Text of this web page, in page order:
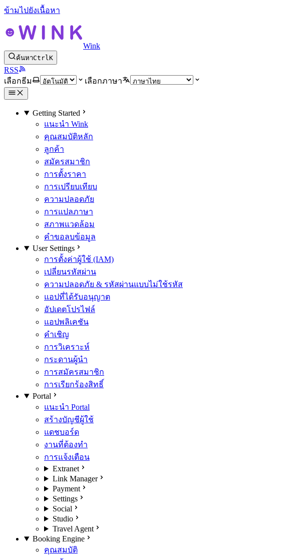
ข้ามไปยังเนื้อหา
Wink
ค้นหาCtrlK
RSS
เลือกธีม
เลือกภาษา
Getting Started
แนะนำ Wink
คุณสมบัติหลัก
ลูกค้า
สมัครสมาชิก
การตั้งราคา
การเปรียบเทียบ
ความปลอดภัย
การแปลภาษา
สภาพแวดล้อม
คำขอลบข้อมูล
User Settings
การตั้งค่าผู้ใช้ (IAM)
เปลี่ยนรหัสผ่าน
ความปลอดภัย & รหัสผ่านแบบไม่ใช้รหัส
แอปที่ได้รับอนุญาต
อัปเดตโปรไฟล์
แอปพลิเคชัน
คำเชิญ
การวิเคราะห์
กระดานผู้นำ
การสมัครสมาชิก
การเรียกร้องสิทธิ์
Portal
แนะนำ Portal
สร้างบัญชีผู้ใช้
แดชบอร์ด
งานที่ต้องทำ
การแจ้งเตือน
Extranet
Link Manager
Payment
Settings
Social
Studio
Travel Agent
Booking Engine
คุณสมบัติ